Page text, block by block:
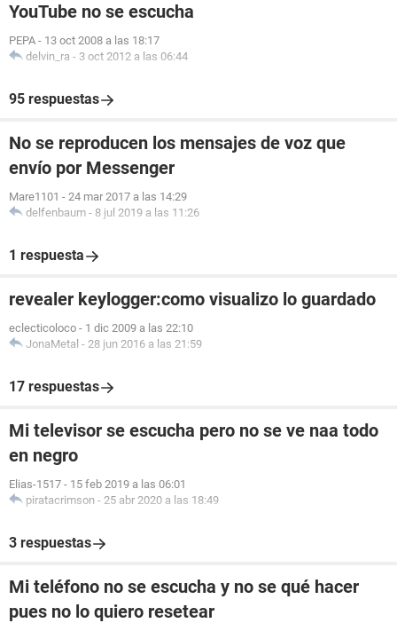
YouTube no se escucha
PEPA - 13 oct 2008 a las 18:17
delvin_ra - 3 oct 2012 a las 06:44
95 respuestas
No se reproducen los mensajes de voz que
envío por Messenger
Mare1101 - 24 mar 2017 a las 14:29
delfenbaum - 8 jul 2019 a las 11:26
1 respuesta
revealer keylogger:como visualizo lo guardado
eclecticoloco - 1 dic 2009 a las 22:10
JonaMetal - 28 jun 2016 a las 21:59
17 respuestas
Mi televisor se escucha pero no se ve naa todo
en negro
Elias-1517 - 15 feb 2019 a las 06:01
piratacrimson - 25 abr 2020 a las 18:49
3 respuestas
Mi teléfono no se escucha y no se qué hacer
pues no lo quiero resetear